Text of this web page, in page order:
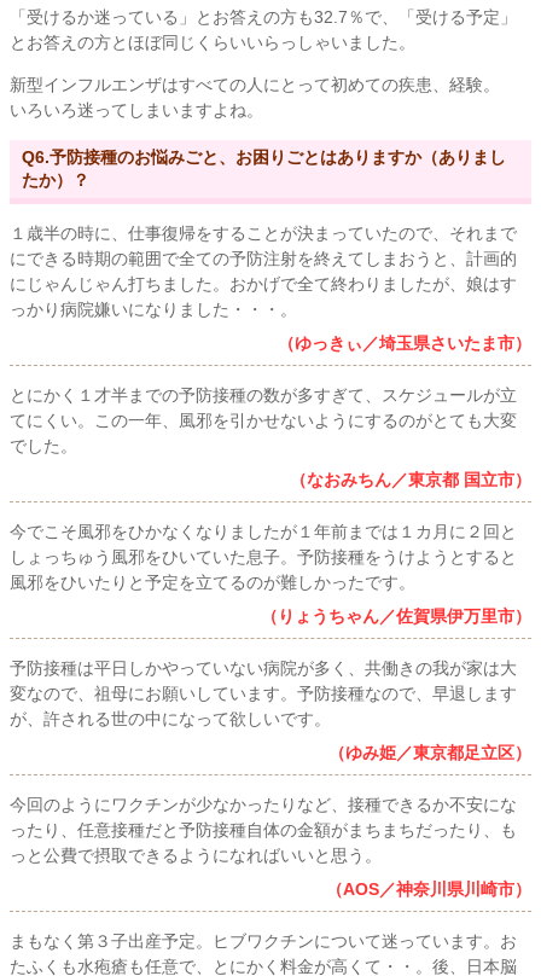
「受けるか迷っている」とお答えの方も32.7％で、「受ける予定」
とお答えの方とほぼ同じくらいいらっしゃいました。
新型インフルエンザはすべての人にとって初めての疾患、経験。
いろいろ迷ってしまいますよね。
Q6.予防接種のお悩みごと、お困りごとはありますか（ありまし
たか）？
１歳半の時に、仕事復帰をすることが決まっていたので、それまで
にできる時期の範囲で全ての予防注射を終えてしまおうと、計画的
にじゃんじゃん打ちました。おかげで全て終わりましたが、娘はす
っかり病院嫌いになりました・・・。
（ゆっきぃ／埼玉県さいたま市）
とにかく１才半までの予防接種の数が多すぎて、スケジュールが立
てにくい。この一年、風邪を引かせないようにするのがとても大変
でした。
（なおみちん／東京都 国立市）
今でこそ風邪をひかなくなりましたが１年前までは１カ月に２回と
しょっちゅう風邪をひいていた息子。予防接種をうけようとすると
風邪をひいたりと予定を立てるのが難しかったです。
（りょうちゃん／佐賀県伊万里市）
予防接種は平日しかやっていない病院が多く、共働きの我が家は大
変なので、祖母にお願いしています。予防接種なので、早退します
が、許される世の中になって欲しいです。
（ゆみ姫／東京都足立区）
今回のようにワクチンが少なかったりなど、接種できるか不安にな
ったり、任意接種だと予防接種自体の金額がまちまちだったり、も
っと公費で摂取できるようになればいいと思う。
（AOS／神奈川県川崎市）
まもなく第３子出産予定。ヒブワクチンについて迷っています。お
たふくも水疱瘡も任意で、とにかく料金が高くて・・。後、日本脳